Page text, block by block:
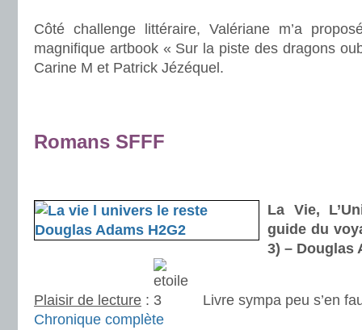
Côté challenge littéraire, Valériane m’a
magnifique artbook « Sur la piste des dragons
Carine M et Patrick Jézéquel.
Romans SFFF
La Vie,
guide du
3) – Douglas
Plaisir de lecture :
Livre sympa peu s’en
Chronique complète